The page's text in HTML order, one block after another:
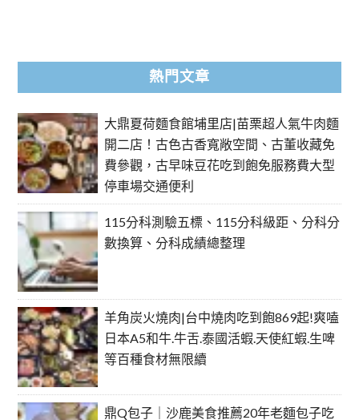
熱門文章
大鼎夏荷麵食館埔里店|苗栗超人氣牛肉麵
開二店！古色古香寬敞空間、古董收藏免
費參觀，古早味豆花吃到飽免服務費大型
停車場交通便利
115分科測驗五標、115分科級距、分科分
數換算、分科成績總整理
羊角炭火燒肉|台中燒肉吃到飽869起!爽嗑
日本A5和牛.牛舌.泰國活蝦.天使紅蝦.生啤
等百種食材無限續
鼎Q包子｜沙鹿美食推薦20年老麵包子吃